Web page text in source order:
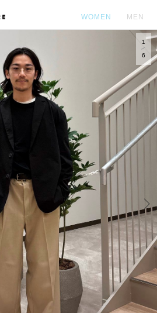
WOMEN MEN
1
6